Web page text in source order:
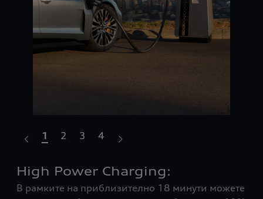
High Power Charging:
В рамките на приблизително 18 минути можете
1 2 3 4